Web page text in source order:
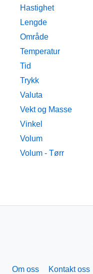
Hastighet
Lengde
Område
Temperatur
Tid
Trykk
Valuta
Vekt og Masse
Vinkel
Volum
Volum - Tørr
Om oss Kontakt oss